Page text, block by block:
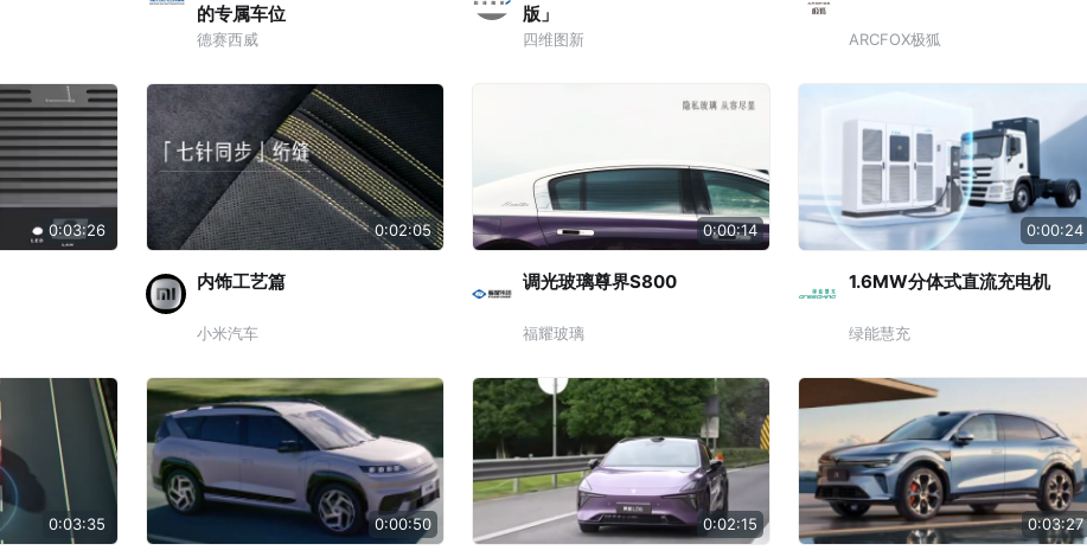
的专属车位
德赛西威
版」
四维图新 ARCFOX极狐
0:03:26 0:02:05
内饰工艺篇
小米汽车
0:00:14
调光玻璃尊界S800
福耀玻璃
0:00:24
1.6MW分体式直流充电机
绿能慧充
0:03:35 0:00:50 0:02:15 0:03:27